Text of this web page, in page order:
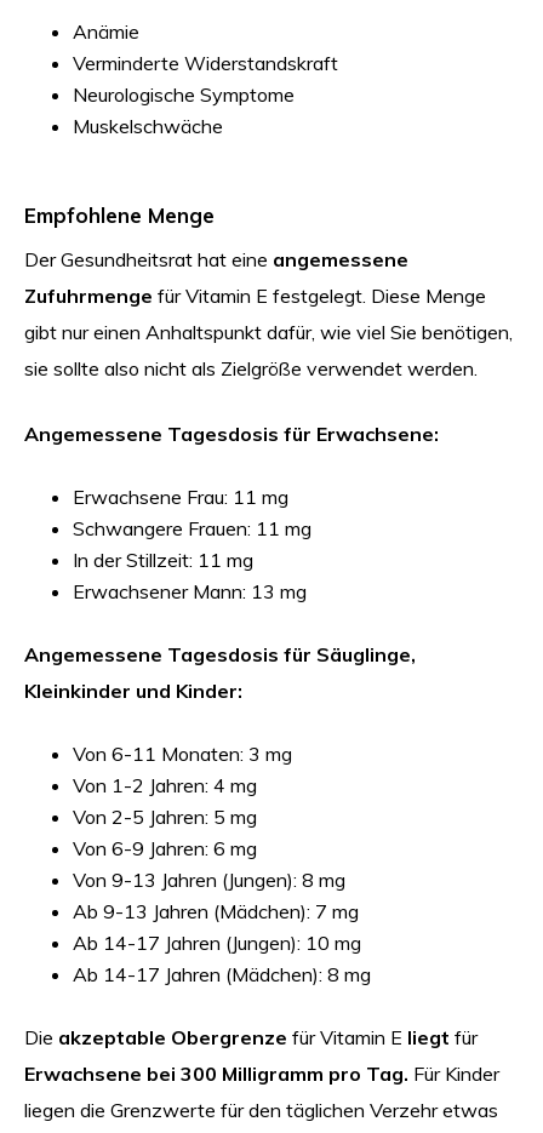
Anämie
Verminderte Widerstandskraft
Neurologische Symptome
Muskelschwäche
Empfohlene Menge
Der Gesundheitsrat hat eine angemessene
Zufuhrmenge für Vitamin E festgelegt. Diese Menge
gibt nur einen Anhaltspunkt dafür, wie viel Sie benötigen,
sie sollte also nicht als Zielgröße verwendet werden.
Angemessene Tagesdosis für Erwachsene:
Erwachsene Frau: 11 mg
Schwangere Frauen: 11 mg
In der Stillzeit: 11 mg
Erwachsener Mann: 13 mg
Angemessene Tagesdosis für Säuglinge,
Kleinkinder und Kinder:
Von 6-11 Monaten: 3 mg
Von 1-2 Jahren: 4 mg
Von 2-5 Jahren: 5 mg
Von 6-9 Jahren: 6 mg
Von 9-13 Jahren (Jungen): 8 mg
Ab 9-13 Jahren (Mädchen): 7 mg
Ab 14-17 Jahren (Jungen): 10 mg
Ab 14-17 Jahren (Mädchen): 8 mg
Die akzeptable Obergrenze für Vitamin E liegt für
Erwachsene bei 300 Milligramm pro Tag. Für Kinder
liegen die Grenzwerte für den täglichen Verzehr etwas